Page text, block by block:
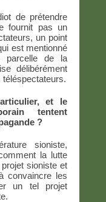
de prétendre
fournit pas un
un point
est mentionné
parcelle de la
délibérément
téléspectateurs.
et le
tentent
?
sioniste,
la lutte
sioniste et
convaincre les
un tel projet